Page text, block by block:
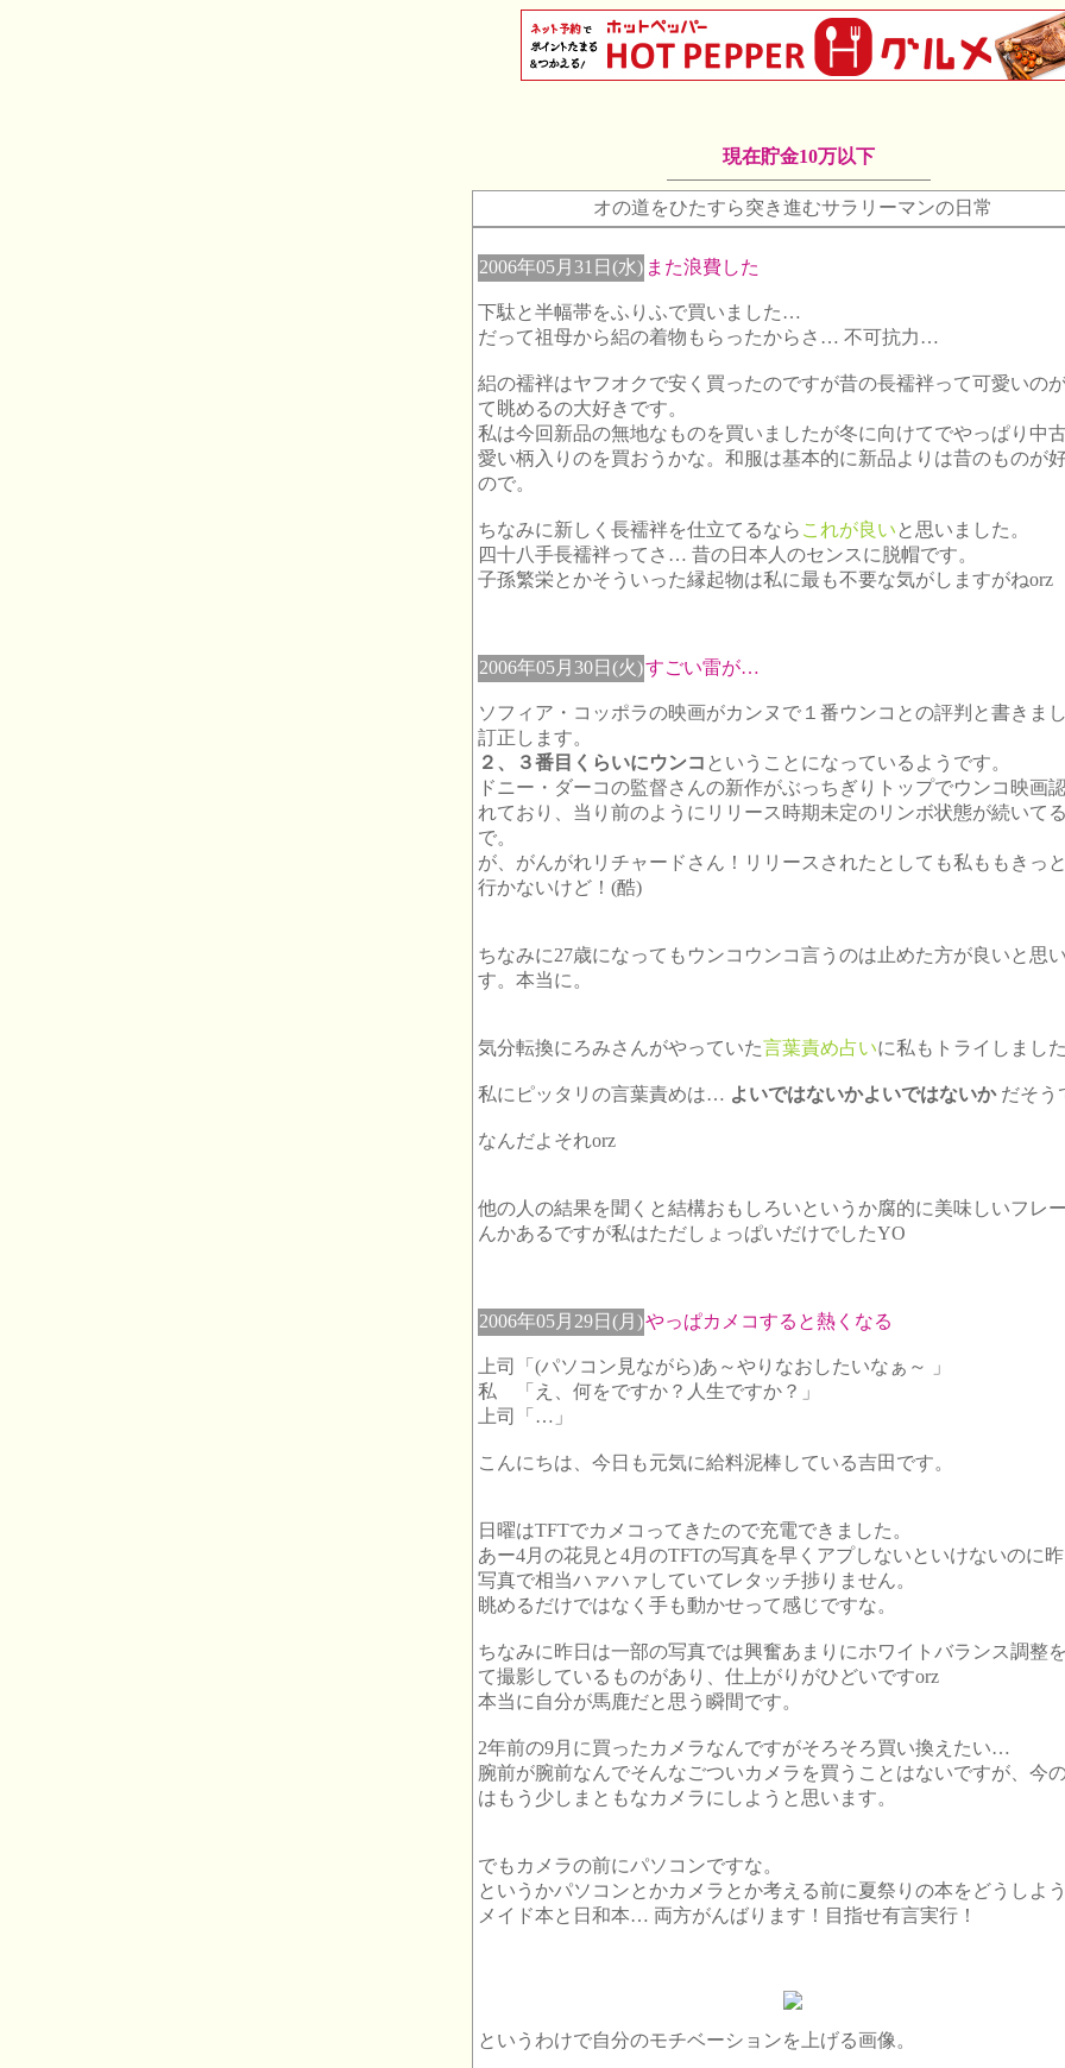
現在貯金10万以下
オの道をひたすら突き進むサラリーマンの日常
2006年05月31日(水) また浪費した
下駄と半幅帯をふりふで買いました…
だって祖母から絽の着物もらったからさ… 不可抗力…
絽の襦袢はヤフオクで安く買ったのですが昔の長襦袢って可愛いのが
て眺めるの大好きです。
私は今回新品の無地なものを買いましたが冬に向けてでやっぱり中
愛い柄入りのを買おうかな。和服は基本的に新品よりは昔のものが
ので。
ちなみに新しく長襦袢を仕立てるなら これが良い と思いました。
四十八手長襦袢ってさ… 昔の日本人のセンスに脱帽です。
子孫繁栄とかそういった縁起物は私に最も不要な気がしますがねorz
2006年05月30日(火)すごい雷が…
ソフィア・コッポラの映画がカンヌで１番ウンコとの評判と書きま
訂正します。
２、３番目くらいにウンコ ということになっているようです。
ドニー・ダーコの監督さんの新作がぶっちぎりトップでウンコ映画
れており、当り前のようにリリース時期未定のリンボ状態が続いて
で。
が、がんがれリチャードさん！リリースされたとしても私ももきっ
行かないけど！(酷)
ちなみに27歳になってもウンコウンコ言うのは止めた方が良いと思
す。本当に。
気分転換にろみさんがやっていた言葉責め占いに私もトライしました
私にピッタリの言葉責めは… よいではないかよいではないかだそう
なんだよそれorz
他の人の結果を聞くと結構おもしろいというか腐的に美味しいフレ
んかあるですが私はただしょっぱいだけでしたYO
2006年05月29日(月)やっぱカメコすると熱くなる
上司「(パソコン見ながら)あ～やりなおしたいなぁ～ 」
私 「え、何をですか？人生ですか？」
上司「…」
こんにちは、今日も元気に給料泥棒している吉田です。
日曜はTFTでカメコってきたので充電できました。
あー4月の花見と4月のTFTの写真を早くアプしないといけないのに
写真で相当ハァハァしていてレタッチ捗りません。
眺めるだけではなく手も動かせって感じですな。
ちなみに昨日は一部の写真では興奮あまりにホワイトバランス調整
て撮影しているものがあり、仕上がりがひどいですorz
本当に自分が馬鹿だと思う瞬間です。
2年前の9月に買ったカメラなんですがそろそろ買い換えたい…
腕前が腕前なんでそんなごついカメラを買うことはないですが、今
はもう少しまともなカメラにしようと思います。
でもカメラの前にパソコンですな。
というかパソコンとかカメラとか考える前に夏祭りの本をどうしよう
メイド本と日和本… 両方がんばります！目指せ有言実行！
というわけで自分のモチベーションを上げる画像。